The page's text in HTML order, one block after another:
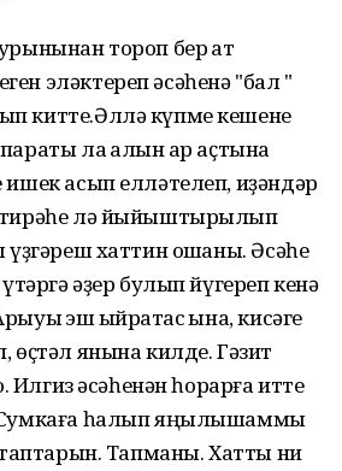
тороп бер ҡат
эләктереп әсәһенә "бал "
китте.Әллә күпме кешене
ла ҡалын ҡар аҫтына
ишек асып елләтелеп, иҙәндәр
тирәһе лә йыйыштырылып
үҙгәреш хаттин оҡшаны. Әсәһе
әҙер булып йүгереп кенә
эш ҡыйратҡас ҡына, кисәге
өҫтәл янына килде. Гәзит
Илгиз әсәһенән һорарға итте
Сумкаға һалып яңылышаммы
Тапманы. Хатты ни